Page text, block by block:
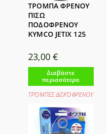
ΤΡΟΜΠΑ ΦΡΕΝΟΥ
ΠΙΣΩ
ΠΟΔΟΦΡΕΝΟΥ
KYMCO JETIX 125
23,00 €
Διαβάστε
περισσότερα
ΤΡΌΜΠΕΣ ΔΙΣΚΌΦΡΕΝΟΥ